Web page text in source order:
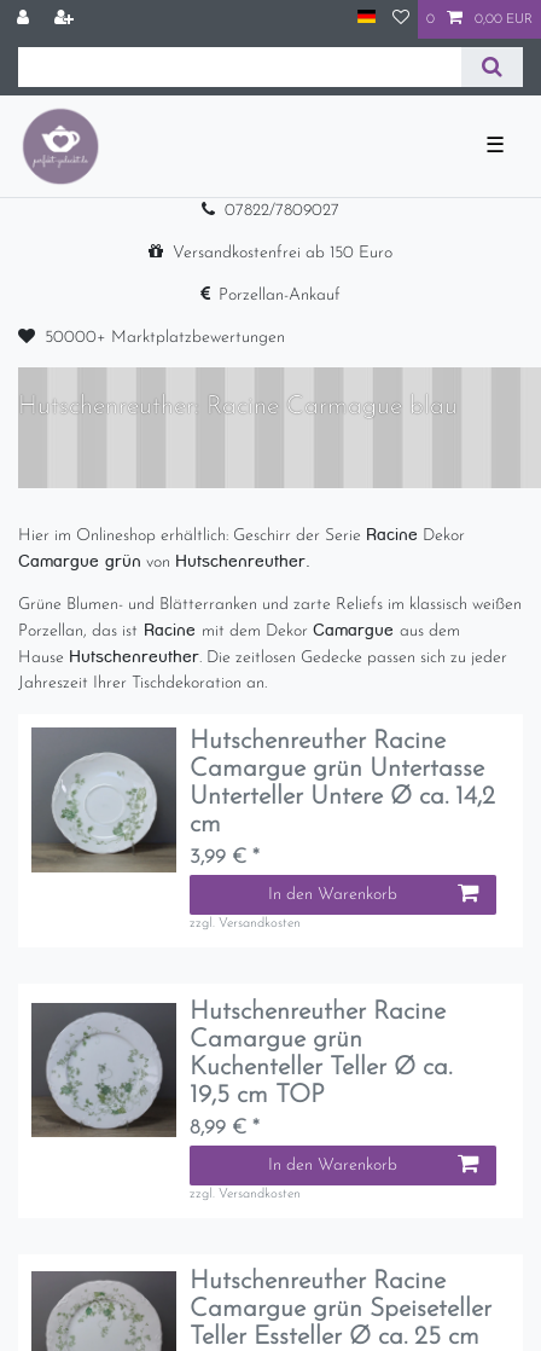
0 0,00 EUR
☰
07822/7809027
Versandkostenfrei ab 150 Euro
Porzellan-Ankauf
50000+ Marktplatzbewertungen
Hutschenreuther: Racine Carmague blau
Hier im Onlineshop erhältlich: Geschirr der Serie Racine Dekor
Camargue grün von Hutschenreuther.
Grüne Blumen- und Blätterranken und zarte Reliefs im klassisch weißen
Porzellan, das ist Racine mit dem Dekor Camargue aus dem
Hause Hutschenreuther. Die zeitlosen Gedecke passen sich zu jeder
Jahreszeit Ihrer Tischdekoration an.
Hutschenreuther Racine
Camargue grün Untertasse
Unterteller Untere Ø ca. 14,2
cm
3,99 € *
In den Warenkorb
zzgl. Versandkosten
Hutschenreuther Racine
Camargue grün
Kuchenteller Teller Ø ca.
19,5 cm TOP
8,99 € *
In den Warenkorb
zzgl. Versandkosten
Hutschenreuther Racine
Camargue grün Speiseteller
Teller Essteller Ø ca. 25 cm